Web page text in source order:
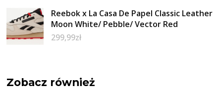
Reebok x La Casa De Papel Classic Leather
Moon White/ Pebble/ Vector Red
299,99zł
Zobacz również